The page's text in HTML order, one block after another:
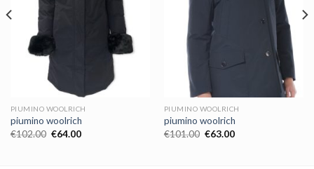
PIUMINO WOOLRICH
piumino woolrich
€102.00 €64.00
PIUMINO WOOLRICH
piumino woolrich
€101.00 €63.00